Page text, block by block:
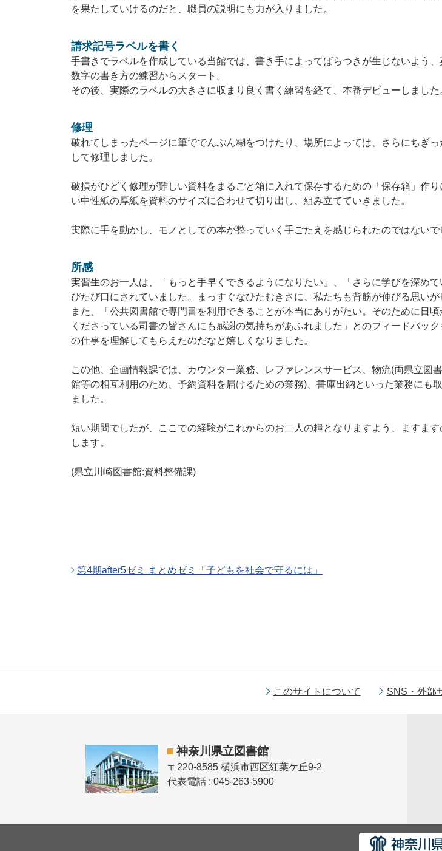
を果たしていけるのだと、職員の説明にも力が入りました。
請求記号ラベルを書く
手書きでラベルを作成している当館では、書き手によってばらつきが生じないよう
数字の書き方の練習からスタート。
その後、実際のラベルの大きさに収まり良く書く練習を経て、本番デビューしました
修理
破れてしまったページに筆ででんぷん糊をつけたり、場所によっては、さらにちぎっ
して修理しました。
破損がひどく修理が難しい資料をまるごと箱に入れて保存するための「保存箱」作
い中性紙の厚紙を資料のサイズに合わせて切り出し、組み立てていきました。
実際に手を動かし、モノとしての本が整っていく手ごたえを感じられたのではないで
所感
実習生のお一人は、「もっと手早くできるようになりたい」、「さらに学びを深めて
びたび口にされていました。まっすぐなひたむきさに、私たちも背筋が伸びる思いが
また、「公共図書館で専門書を利用できることが本当にありがたい。そのために日
くださっている司書の皆さんにも感謝の気持ちがあふれました」とのフィードバッ
の仕事を理解してもらえたのだなと嬉しくなりました。
この他、企画情報課では、カウンター業務、レファレンスサービス、物流(両県立図
館等の相互利用のため、予約資料を届けるための業務)、書庫出納といった業務にも
ました。
短い期間でしたが、ここでの経験がこれからのお二人の糧となりますよう、ますます
します。
(県立川崎図書館:資料整備課)
第4期after5ゼミ まとめゼミ「子どもを社会で守るには」
このサイトについて SNS・外部
神奈川県立図書館
〒220-8585 横浜市西区紅葉ケ丘9-2
代表電話 : 045-263-5900